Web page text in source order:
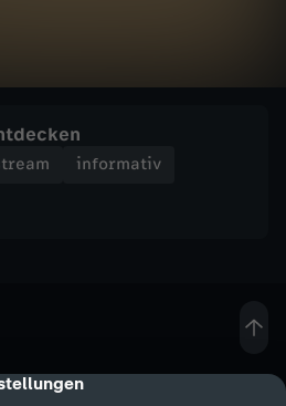
informativ